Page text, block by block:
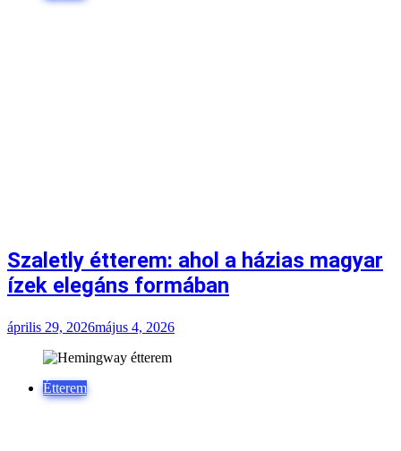
Szaletly étterem: ahol a házias magyar
ízek elegáns formában
április 29, 2026május 4, 2026
Étterem